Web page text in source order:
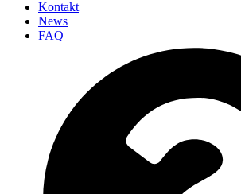
Kontakt
News
FAQ